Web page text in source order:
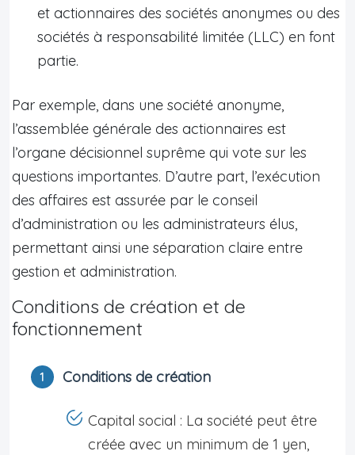
et actionnaires des sociétés anonymes ou des
sociétés à responsabilité limitée (LLC) en font
partie.
Par exemple, dans une société anonyme,
l’assemblée générale des actionnaires est
l’organe décisionnel suprême qui vote sur les
questions importantes. D’autre part, l’exécution
des affaires est assurée par le conseil
d’administration ou les administrateurs élus,
permettant ainsi une séparation claire entre
gestion et administration.
Conditions de création et de
fonctionnement
Conditions de création
Capital social : La société peut être
créée avec un minimum de 1 yen,